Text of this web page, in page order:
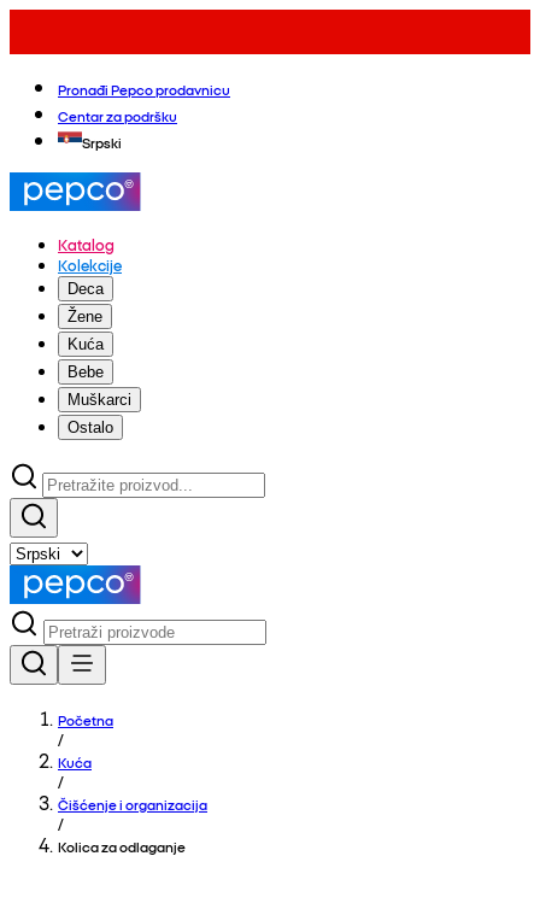
Pronađi Pepco prodavnicu
Centar za podršku
Srpski
Katalog
Kolekcije
Deca
Žene
Kuća
Bebe
Muškarci
Ostalo
Početna
/
Kuća
/
Čišćenje i organizacija
/
Kolica za odlaganje